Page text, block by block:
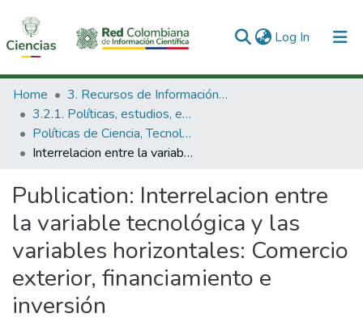
Log In (current)
Communities & Collections
All of DSpace
Statistics
Home
3. Recursos de Información Científica y Tecnológica
3.2.1. Políticas, estudios, evaluaciones e indicadores de CTeI
Políticas de Ciencia, Tecnología e Innovación
Interrelacion entre la variable tecnológica y las variables horizontales: Comercio exterior, financiamiento e inversión
Publication: Interrelacion entre
la variable tecnológica y las
variables horizontales: Comercio
exterior, financiamiento e
inversión